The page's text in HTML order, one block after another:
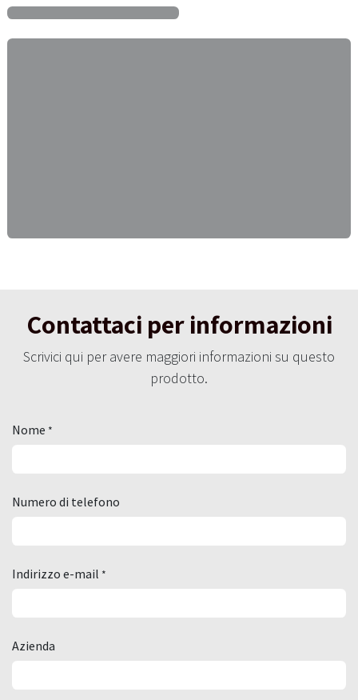
Contattaci per informazioni
Scrivici qui per avere maggiori informazioni su questo
prodotto.
Nome *
Numero di telefono
Indirizzo e-mail *
Azienda